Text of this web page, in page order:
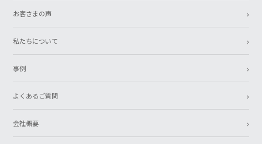
お客さまの声
私たちについて
事例
よくあるご質問
会社概要